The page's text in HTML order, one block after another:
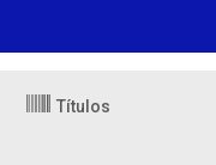
Títulos